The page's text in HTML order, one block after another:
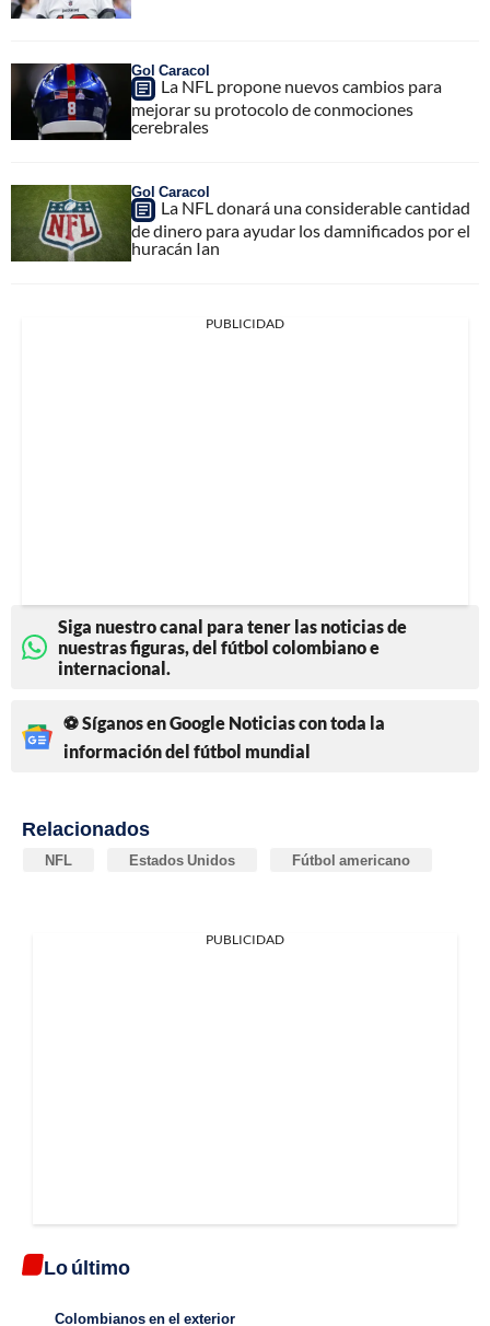
Gol Caracol
La NFL propone nuevos cambios para
mejorar su protocolo de conmociones
cerebrales
Gol Caracol
La NFL donará una considerable cantidad
de dinero para ayudar los damnificados por el
huracán Ian
PUBLICIDAD
Siga nuestro canal para tener las noticias de
nuestras figuras, del fútbol colombiano e
internacional.
⚽ Síganos en Google Noticias con toda la
información del fútbol mundial
Relacionados
NFL Estados Unidos Fútbol americano
PUBLICIDAD
Lo último
Colombianos en el exterior